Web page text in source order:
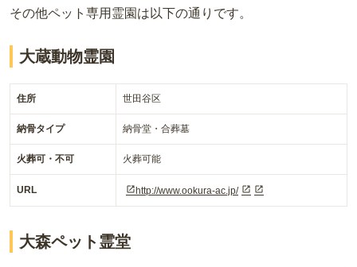
その他ペット専用霊園は以下の通りです。
大蔵動物霊園
住所 世田谷区
納骨タイプ 納骨堂・合葬墓
火葬可・不可 火葬可能
URL http://www.ookura-ac.jp/
大森ペット霊堂